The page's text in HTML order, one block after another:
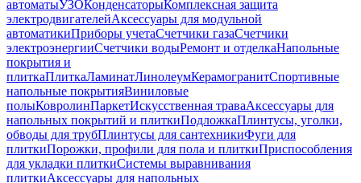
автоматыУЗОКонденсаторыКомплексная защита
электродвигателейАксессуары для модульной
автоматикиПриборы учетаСчетчики газаСчетчики
электроэнергииСчетчики водыРемонт и отделкаНапольные
покрытия и
плиткаПлиткаЛаминатЛинолеумКерамогранитСпортивные
напольные покрытияВиниловые
полыКовролинПаркетИскусственная траваАксессуары для
напольных покрытий и плиткиПодложкаПлинтусы, уголки,
обводы для трубПлинтусы для сантехникиФуги для
плиткиПорожки, профили для пола и плиткиПриспособления
для укладки плиткиСистемы выравнивания
плиткиАксессуары для напольных